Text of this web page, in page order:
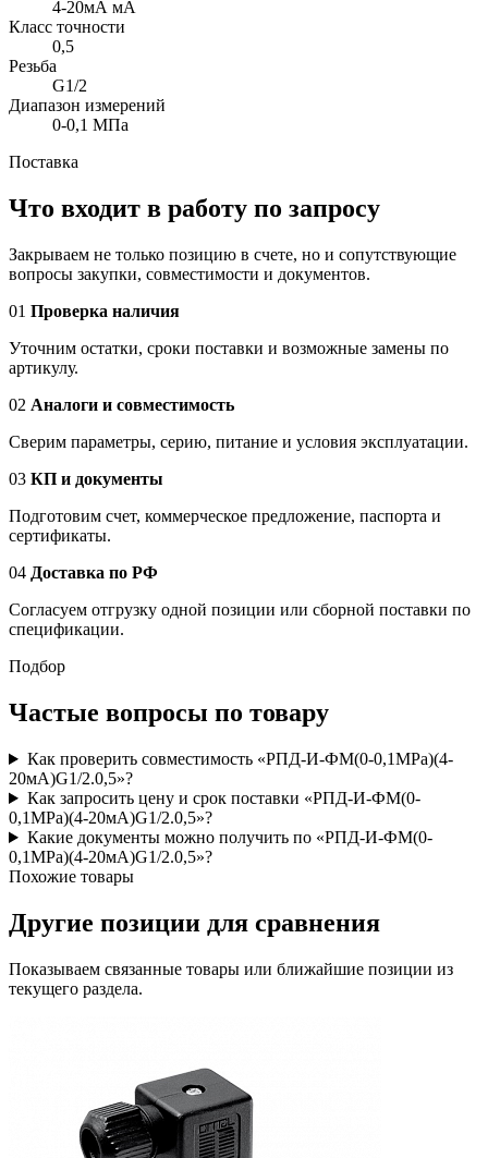
4-20мА мА
Класс точности
0,5
Резьба
G1/2
Диапазон измерений
0-0,1 МПа
Поставка
Что входит в работу по запросу
Закрываем не только позицию в счете, но и сопутствующие
вопросы закупки, совместимости и документов.
01 Проверка наличия
Уточним остатки, сроки поставки и возможные замены по
артикулу.
02 Аналоги и совместимость
Сверим параметры, серию, питание и условия эксплуатации.
03 КП и документы
Подготовим счет, коммерческое предложение, паспорта и
сертификаты.
04 Доставка по РФ
Согласуем отгрузку одной позиции или сборной поставки по
спецификации.
Подбор
Частые вопросы по товару
Как проверить совместимость «РПД-И-ФМ(0-0,1MPa)(4-
20мА)G1/2.0,5»?
Как запросить цену и срок поставки «РПД-И-ФМ(0-
0,1MPa)(4-20мА)G1/2.0,5»?
Какие документы можно получить по «РПД-И-ФМ(0-
0,1MPa)(4-20мА)G1/2.0,5»?
Похожие товары
Другие позиции для сравнения
Показываем связанные товары или ближайшие позиции из
текущего раздела.